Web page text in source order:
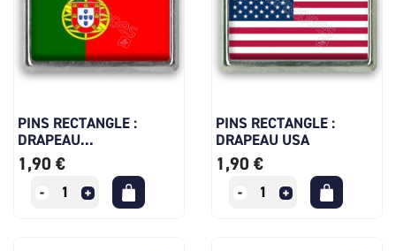
PINS RECTANGLE :
DRAPEAU...
1,90 €
PINS RECTANGLE :
DRAPEAU USA
1,90 €